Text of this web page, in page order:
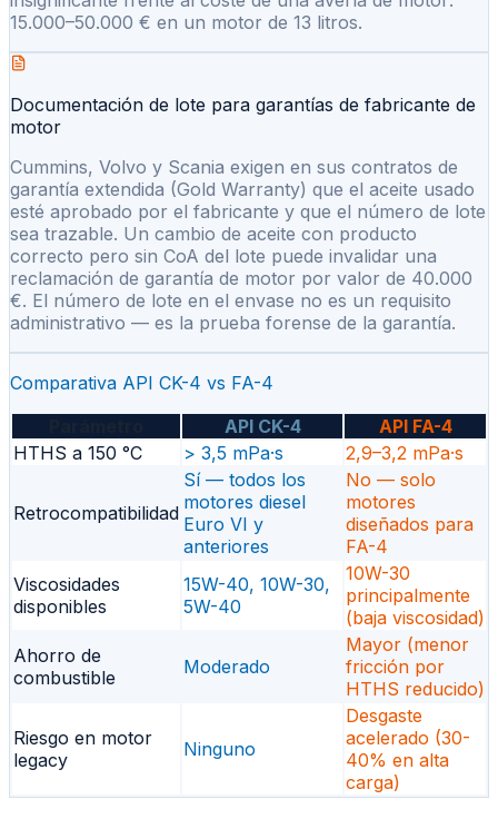
15.000–50.000 € en un motor de 13 litros.
Documentación de lote para garantías de fabricante de
motor
Cummins, Volvo y Scania exigen en sus contratos de
garantía extendida (Gold Warranty) que el aceite usado
esté aprobado por el fabricante y que el número de lote
sea trazable. Un cambio de aceite con producto
correcto pero sin CoA del lote puede invalidar una
reclamación de garantía de motor por valor de 40.000
€. El número de lote en el envase no es un requisito
administrativo — es la prueba forense de la garantía.
Comparativa API CK-4 vs FA-4
API CK-4
API FA-4
HTHS a 150 °C
> 3,5 mPa·s 2,9–3,2 mPa·s
Retrocompatibilidad
Sí — todos los
motores diesel
Euro VI y
anteriores
No — solo
motores
diseñados para
FA-4
Viscosidades
disponibles
15W-40, 10W-30,
5W-40
10W-30
principalmente
(baja viscosidad)
Ahorro de
combustible
Moderado
Mayor (menor
fricción por
HTHS reducido)
Riesgo en motor
legacy
Ninguno
Desgaste
acelerado (30-
40% en alta
carga)